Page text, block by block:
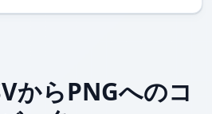
からPNGへのコ